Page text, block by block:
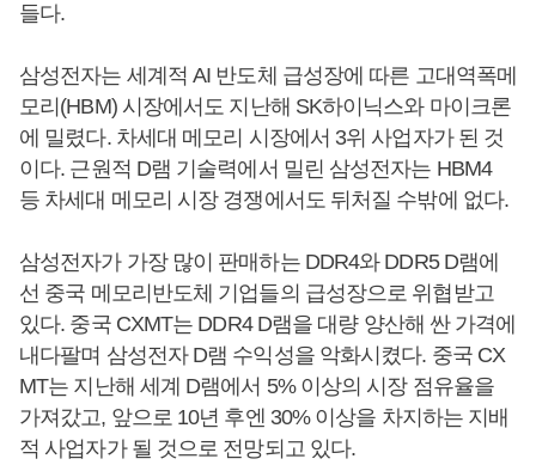
들다.
삼성전자는 세계적 AI 반도체 급성장에 따른 고대역폭메
모리(HBM) 시장에서도 지난해 SK하이닉스와 마이크론
에 밀렸다. 차세대 메모리 시장에서 3위 사업자가 된 것
이다. 근원적 D램 기술력에서 밀린 삼성전자는 HBM4
등 차세대 메모리 시장 경쟁에서도 뒤처질 수밖에 없다.
삼성전자가 가장 많이 판매하는 DDR4와 DDR5 D램에
선 중국 메모리반도체 기업들의 급성장으로 위협받고
있다. 중국 CXMT는 DDR4 D램을 대량 양산해 싼 가격에
내다팔며 삼성전자 D램 수익성을 악화시켰다. 중국 CX
MT는 지난해 세계 D램에서 5% 이상의 시장 점유율을
가져갔고, 앞으로 10년 후엔 30% 이상을 차지하는 지배
적 사업자가 될 것으로 전망되고 있다.